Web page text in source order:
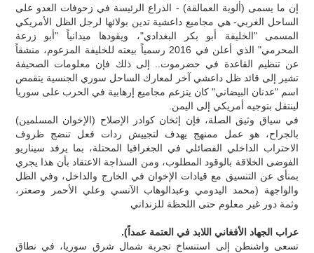
إن ما يسمى (ألوية العمالقة) - الذراع الرئيسة في زحوفات العدو على
الساحل الغربي- هي مجاميع داعشية تدين بولائها لرجل الظل الأمريكي
المسمى "الخليفة أبو بكر البغدادي"، ويقودها ميدانياً "أبو زرعة
المحرمي" الذي أعلن في 2016 رسمياً بيعته للخليفة المزعوم، منشقاً
عن تنظيم القاعدة في حضرموت.. إلى ذلك فإن معلومات الصحيفة
تشير إلى قائد ظل داعشي آخر لمعارك الساحل سوري الجنسية يتقمص
اسم "عدنان البيضاني" كان يتزعم مجاميع إرهابية في الحرب على سوريا
لينتقل بتوجيه أمريكي إلى اليمن.
في سياق وثيق الصلة، فإن إثخان كوادر الإصلاح (الإخوان المسلمين)
بالجراح، هو عمل ممنهج يهدف لتجييش ردات فعل تنضج ظروف
الاحتراب الداخلي الفصائلي في الجغرافيا المحتلة، بما يرفد سيناريو
الفوضى الخلاقة بالوقود المطلوب، ومن السذاجة الاعتقاد بأن هذا يجري
بمنأى عن التنسيق مع قيادات الإخوان في الخارج والداخل، وفي الظل
والواجهة (محمد اليدومي وعبدالوهاب الآنسي وعلي الأحمر وصعتر،
وثمة دور غير معلوم حتى اللحظة للزنداني
عراب الجهاد الأفغاني اللابد في العتمة عمداً).
تسعى واشنطن إلى استنساخ تجربة شمال شرق سوريا، في نطاق